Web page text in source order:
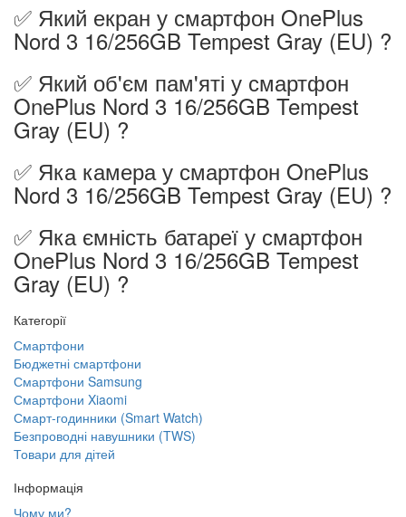
✅ Який екран у смартфон OnePlus
Nord 3 16/256GB Tempest Gray (EU) ?
✅ Який об'єм пам'яті у смартфон
OnePlus Nord 3 16/256GB Tempest
Gray (EU) ?
✅ Яка камера у смартфон OnePlus
Nord 3 16/256GB Tempest Gray (EU) ?
✅ Яка ємність батареї у смартфон
OnePlus Nord 3 16/256GB Tempest
Gray (EU) ?
Категорії
Смартфони
Бюджетні смартфони
Смартфони Samsung
Смартфони Xiaomi
Смарт-годинники (Smart Watch)
Безпроводні навушники (TWS)
Товари для дітей
Інформація
Чому ми?